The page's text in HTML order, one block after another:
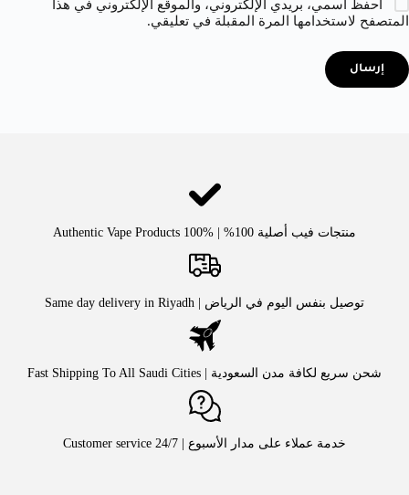
احفظ اسمي، بريدي الإلكتروني، والموقع الإلكتروني في هذا
المتصفح لاستخدامها المرة المقبلة في تعليقي.
إرسال
منتجات فيب أصلية 100% | Authentic Vape Products 100%
توصيل بنفس اليوم في الرياض | Same day delivery in Riyadh
شحن سريع لكافة مدن السعودية | Fast Shipping To All Saudi Cities
خدمة عملاء على مدار الأسبوع | Customer service 24/7